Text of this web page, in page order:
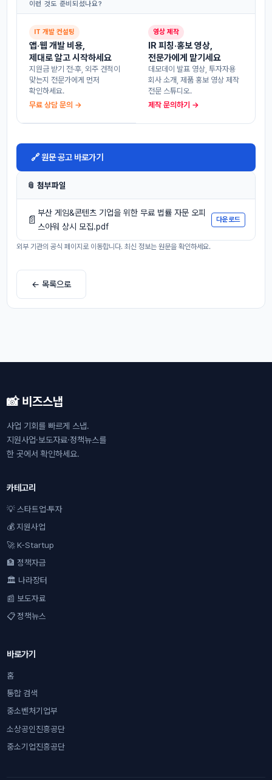
이런 것도 준비되셨나요?
IT 개발 컨설팅
앱·웹 개발 비용,
제대로 알고 시작하세요
지원금 받기 전·후, 외주 견적이
맞는지 전문가에게 먼저
확인하세요.
무료 상담 문의 →
영상 제작
IR 피칭·홍보 영상,
전문가에게 맡기세요
데모데이 발표 영상, 투자자용
회사 소개, 제품 홍보 영상 제작
전문 스튜디오.
제작 문의하기 →
🔗 원문 공고 바로가기
📎 첨부파일
📄
부산 게임&콘텐츠 기업을 위한 무료 법률 자문 오피
스아워 상시 모집.pdf
다운로드
외부 기관의 공식 페이지로 이동합니다. 최신 정보는 원문을 확인하세요.
← 목록으로
📸 비즈스냅
사업 기회를 빠르게 스냅.
지원사업·보도자료·정책뉴스를
한 곳에서 확인하세요.
카테고리
💡 스타트업·투자
💰 지원사업
🚀 K-Startup
🏦 정책자금
🏛 나라장터
📰 보도자료
📋 정책뉴스
바로가기
홈
통합 검색
중소벤처기업부
소상공인진흥공단
중소기업진흥공단